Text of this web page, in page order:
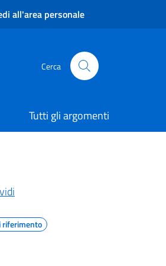
all'area personale
Cerca
Tutti gli argomenti
riferimento